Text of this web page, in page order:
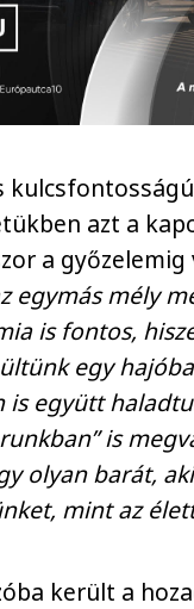
azt a
a
egymás mély
is fontos,
egy
is együtt
is
olyan barát,
mint az
került a